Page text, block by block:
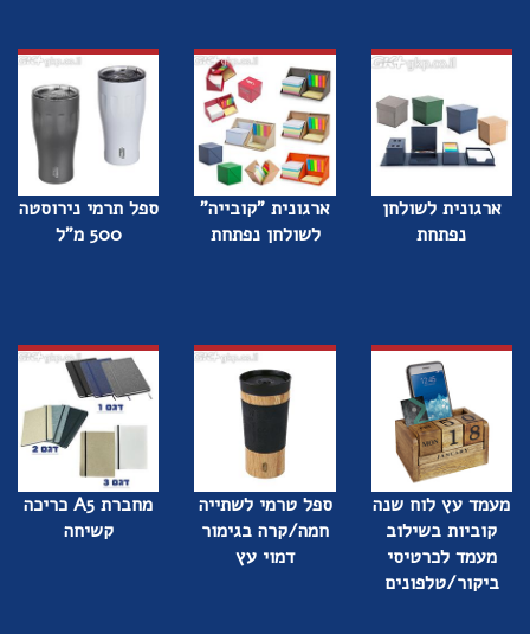
ארגונית לשולחן
נפתחת
ארגונית "קובייה"
לשולחן נפתחת
ספל תרמי נירוסטה
500 מ"ל
מעמד עץ לוח שנה
קוביות בשילוב
מעמד לכרטיסי
ביקור/טלפונים
ספל טרמי לשתייה
חמה/קרה בגימור
דמוי עץ
מחברת A5 כריכה
קשיחה